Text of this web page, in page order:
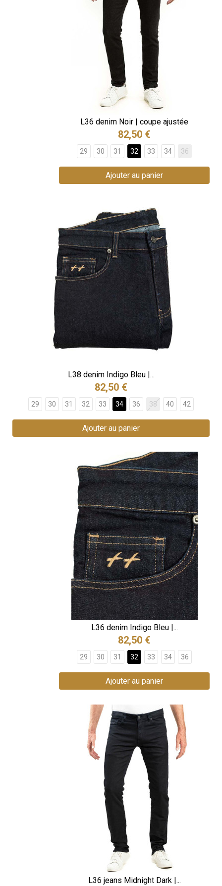
L36 denim Noir | coupe ajustée
82,50 €
29 30 31 32 33 34 36
Ajouter au panier
L38 denim Indigo Bleu |...
82,50 €
29 30 31 32 33 34 36 38 40 42
Ajouter au panier
L36 denim Indigo Bleu |...
82,50 €
29 30 31 32 33 34 36
Ajouter au panier
L36 jeans Midnight Dark |...